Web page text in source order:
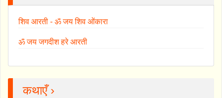
शिव आरती - ॐ जय शिव ओंकारा
ॐ जय जगदीश हरे आरती
कथाएँ ›